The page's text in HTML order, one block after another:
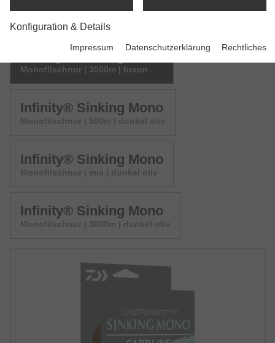
Infinity® Sinking Mono
Monofilschnur | 3000m | braun
Infinity® Sinking Mono
Monofilschnur | 500m | dunkel oliv
Infinity® Sinking Mono
Monofilschnur | mix | dunkel oliv
Infinity® Sinking Mono
Monofilschnur | 3000m | dunkel oliv
Konfiguration & Details
Impressum Datenschutzerklärung Rechtliches